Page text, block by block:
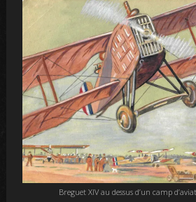
Breguet XIV au dessus d’un camp